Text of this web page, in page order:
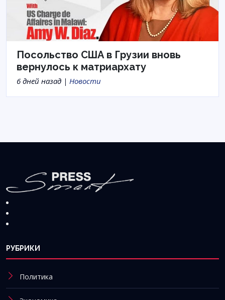
Посольство США в Грузии вновь
вернулось к матриархату
6 дней назад | Новости
РУБРИКИ
Политика